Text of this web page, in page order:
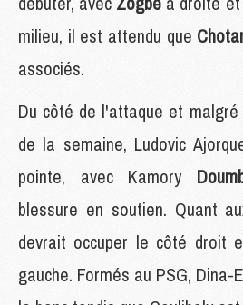
milieu, il est attendu que
associés.
Du côté de l'attaque et
de la semaine, Ludovic
pointe, avec Kamory
blessure en soutien. Quant
devrait occuper le côté droit
gauche. Formés au PSG,